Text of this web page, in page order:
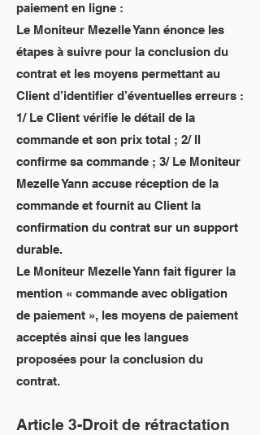
paiement en ligne :
Le Moniteur Mezelle Yann énonce les
étapes à suivre pour la conclusion du
contrat et les moyens permettant au
Client d’identifier d’éventuelles erreurs :
1/ Le Client vérifie le détail de la
commande et son prix total ; 2/ Il
confirme sa commande ; 3/ Le Moniteur
Mezelle Yann accuse réception de la
commande et fournit au Client la
confirmation du contrat sur un support
durable.
Le Moniteur Mezelle Yann fait figurer la
mention « commande avec obligation
de paiement », les moyens de paiement
acceptés ainsi que les langues
proposées pour la conclusion du
contrat.
Article 3-Droit de rétractation